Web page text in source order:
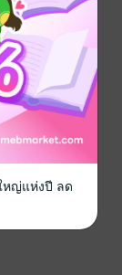
หญ่แห่งปี ลด